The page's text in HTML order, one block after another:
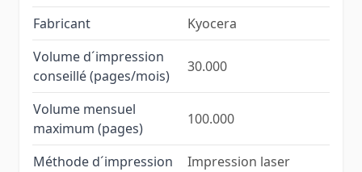
Fabricant
Kyocera
Volume d´impression
conseillé (pages/mois)
30.000
Volume mensuel
maximum (pages)
100.000
Méthode d´impression
Impression laser